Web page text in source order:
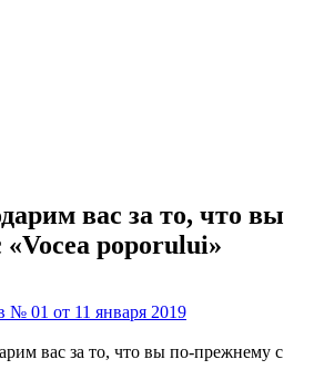
вас за то, что вы
poporului»
№ 01 от 11 января 2019
вас за то, что вы по-прежнему с